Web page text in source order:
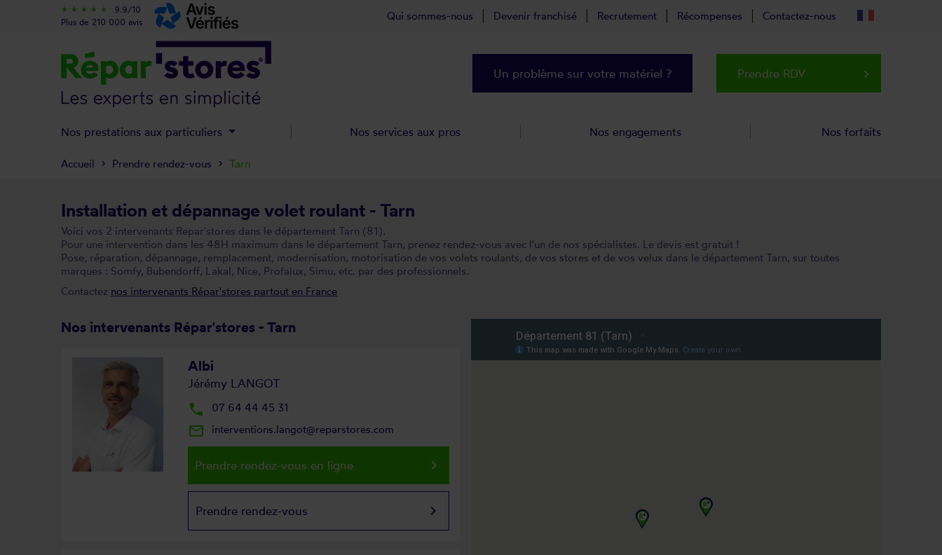
Installation et dépannage volet roulant - Tarn
Voici vos 2 intervenants Repar'stores dans le département Tarn (81).
Pour une intervention dans les 48H maximum dans le département Tarn, prenez rendez-vous avec l'un de nos spécialistes. Le devis est gratuit !
Pose, réparation, dépannage, remplacement, modernisation, motorisation de vos volets roulants, de vos stores et de vos velux dans le département Tarn, sur toutes
marques : Somfy, Bubendorff, Lakal, Nice, Profalux, Simu, etc. par des professionnels.
Contactez nos intervenants Répar'stores partout en France
Nos intervenants Répar'stores - Tarn
Albi
Jérémy LANGOT
local_phone 07 64 44 45 31
mail_outline interventions.langot@reparstores.com
Prendre rendez-vous en ligne keyboard_arrow_right
Prendre rendez-vous keyboard_arrow_right
Accueil Prendre rendez-vous Tarn
star_rate star_rate star_rate star_rate star_rate
9.9/10
Plus de 210 000 avis
Qui sommes-nous Devenir franchisé Recrutement Récompenses Contactez-nous
Un problème sur votre matériel ? Prendre RDV keyboard_arrow_right
Nos prestations aux particuliers Nos services aux pros Nos engagements Nos forfaits